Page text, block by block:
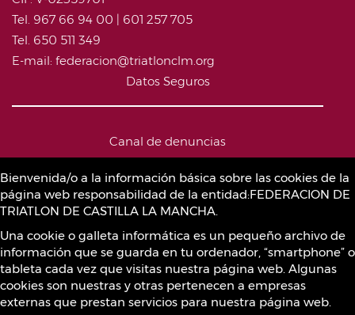
Bienvenida/o a la información básica sobre las cookies de la
página web responsabilidad de la entidad:FEDERACION DE
TRIATLON DE CASTILLA LA MANCHA.
Una cookie o galleta informática es un pequeño archivo de
información que se guarda en tu ordenador, “smartphone” o
tableta cada vez que visitas nuestra página web. Algunas
cookies son nuestras y otras pertenecen a empresas
externas que prestan servicios para nuestra página web.
Tel. 967 66 94 00 | 601 257 705
Tel. 650 511 349
E-mail: federacion@triatlonclm.org
Datos Seguros
Canal de denuncias
Política de Cookies
Sustancias prohibidas